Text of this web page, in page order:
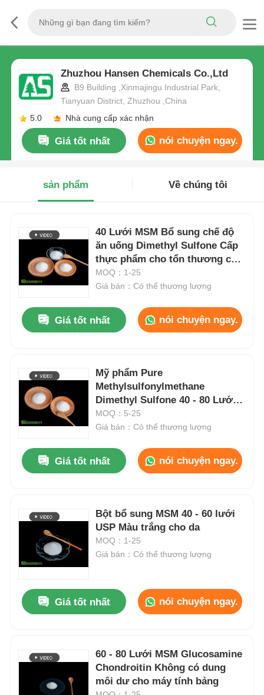
Zhuzhou Hansen Chemicals Co.,Ltd
B9 Building ,Xinmajingu Industrial Park,
Tianyuan District, Zhuzhou ,China
5.0
Nhà cung cấp xác nhận
Giá tốt nhất nói chuyện ngay.
sản phẩm Về chúng tôi
40 Lưới MSM Bổ sung chế độ
ăn uống Dimethyl Sulfone Cấp
thực phẩm cho tổn thương cơ
bắp
MOQ：1-25
Giá bán：Có thể thương lượng
Giá tốt nhất nói chuyện ngay.
Mỹ phẩm Pure
Methylsulfonylmethane
Dimethyl Sulfone 40 - 80 Lưới
Melamine miễn phí
MOQ：5-25
Giá bán：Có thể thương lượng
Giá tốt nhất nói chuyện ngay.
Bột bổ sung MSM 40 - 60 lưới
USP Màu trắng cho da
MOQ：1-25
Giá bán：Có thể thương lượng
Giá tốt nhất nói chuyện ngay.
60 - 80 Lưới MSM Glucosamine
Chondroitin Không có dung
môi dư cho máy tính bảng